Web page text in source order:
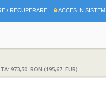
/ RECUPERARE ACCES IN SISTEM
973,50 RON (195,67 EUR)